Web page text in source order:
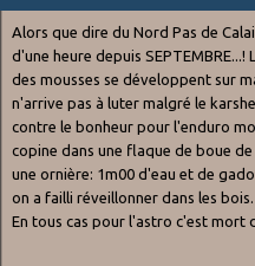
Alors que dire du Nord Pas de
d'une heure depuis
des mousses se développent sur
n'arrive pas à luter malgré le
contre le bonheur pour l'enduro
copine dans une flaque de boue
une ornière: 1m00 d'eau et de
on a failli réveillonner dans les
En tous cas pour l'astro c'est mort